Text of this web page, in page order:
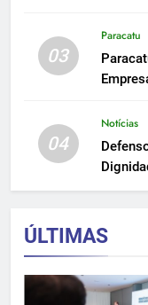
03
Paracatu
04
Notícias
ÚLTIMAS